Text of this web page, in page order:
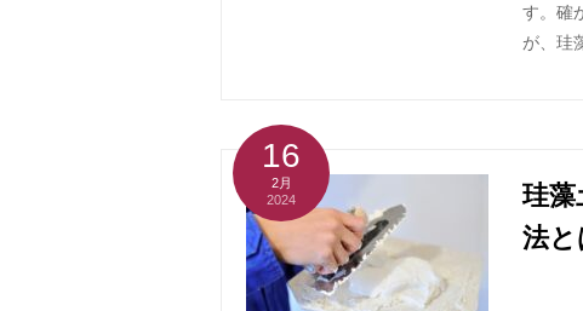
す。確
が、珪
16
2月
2024
珪
法と